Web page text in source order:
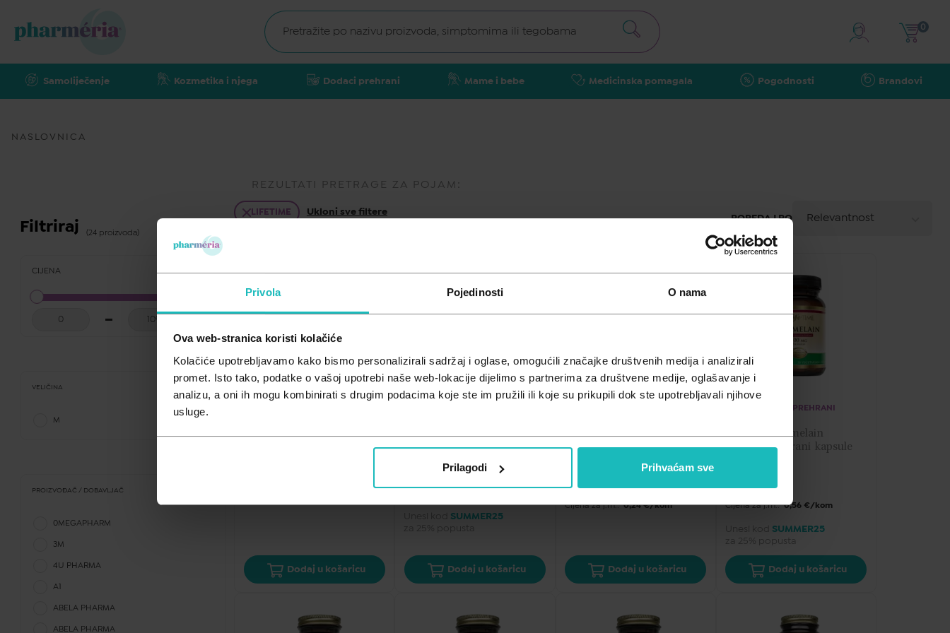
Privola Pojedinosti O nama
Ova web-stranica koristi kolačiće
Kolačiće upotrebljavamo kako bismo personalizirali sadržaj i oglase, omogućili značajke društvenih medija i analizirali
promet. Isto tako, podatke o vašoj upotrebi naše web-lokacije dijelimo s partnerima za društvene medije, oglašavanje i
analizu, a oni ih mogu kombinirati s drugim podacima koje ste im pružili ili koje su prikupili dok ste upotrebljavali njihove
usluge.
Prilagodi Prihvaćam sve
Samoliječenje Kozmetika i njega Dodaci prehrani Mame i bebe Medicinska pomagala Pogodnosti Brandovi
0
NASLOVNICA
REZULTATI PRETRAGE ZA POJAM:
Filtriraj (24 proizvoda)
CIJENA
VELIČINA
M
PROIZVOĐAČ / DOBAVLJAČ
0MEGAPHARM
3M
4U PHARMA
A1
ABELA PHARMA
ABELA PHARMA
POREDAJ PO Relevantnost
Najviša cijena
LIFETIME Ukloni sve filtere
LifeTime Advanced
Dodaj u košaricu
LifeTime B - 50 kompleks 60
kapsula
SUMMER25
Dodaj u košaricu
LifeTime Betain  dodatak
prehrani u kapsulama 100
23,89€
Cijena za j.m.:0,24 €/kom
Dodaj u košaricu
DODACI PREHRANI
LifeTime Bromelain
dodatak prehrani  kapsule
16,90€
Cijena za j.m.:0,56 €/kom
SUMMER25
za 25% popusta
Dodaj u košaricu